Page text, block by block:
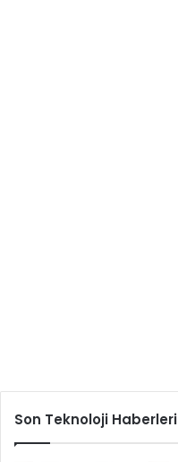
Son Teknoloji Haberleri